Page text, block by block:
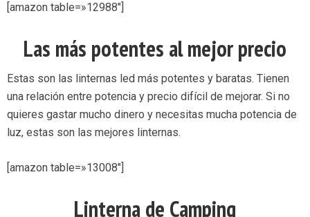
[amazon table=»12988″]
Las más potentes al mejor precio
Estas son las linternas led más potentes y baratas. Tienen
una relación entre potencia y precio difícil de mejorar. Si no
quieres gastar mucho dinero y necesitas mucha potencia de
luz, estas son las mejores linternas.
[amazon table=»13008″]
Linterna de Camping